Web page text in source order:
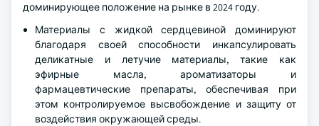
доминирующее положение на рынке в 2024 году.
Материалы с жидкой сердцевиной доминируют
благодаря своей способности инкапсулировать
деликатные и летучие материалы, такие как
эфирные масла, ароматизаторы и
фармацевтические препараты, обеспечивая при
этом контролируемое высвобождение и защиту от
воздействия окружающей среды.